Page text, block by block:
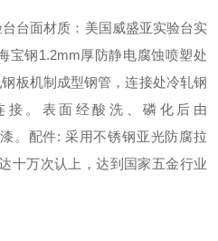
台面材质：美国威盛亚实验台实
宝钢1.2mm厚防静电腐蚀喷塑处
板机制成型钢管，连接处冷轧钢
。表面经酸洗、磷化后由
。配件: 采用不锈钢亚光防腐拉
十万次认上，达到国家五金行业